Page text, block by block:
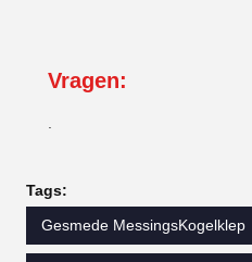
Vragen:
Tags:
Gesmede MessingsKogelklep